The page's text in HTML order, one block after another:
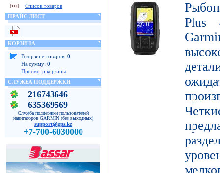
Список товаров
ПРАЙС ЛИСТ
КОРЗИНА
В корзине товаров: 0
На сумму: 0
Просмотр корзины
СЛУЖБА ПОДДЕРЖКИ
216743646
635369569
Служба поддержки пользователей
навигаторов GARMIN (без выходных)
support@gps.kz
+7-700-6030000
Plus